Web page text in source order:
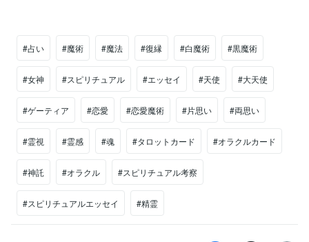
#占い #魔術 #魔法 #復縁 #白魔術 #黒魔術
#女神 #スピリチュアル #エッセイ #天使 #大天使
#ゲーティア #恋愛 #恋愛魔術 #片思い #両思い
#霊視 #霊感 #魂 #タロットカード #オラクルカード
#神託 #オラクル #スピリチュアル考察
#スピリチュアルエッセイ #精霊